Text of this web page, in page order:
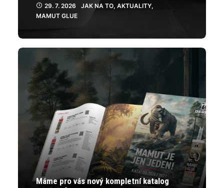
29. 7. 2026 JAK NA TO, AKTUALITY,
MAMUT GLUE
Máme pro vás nový kompletní katalog